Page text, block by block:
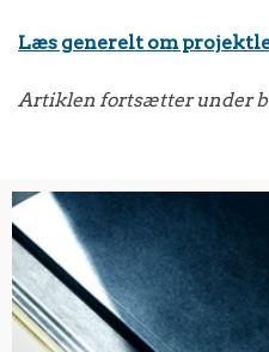
Læs generelt om
Artiklen fortsætter under